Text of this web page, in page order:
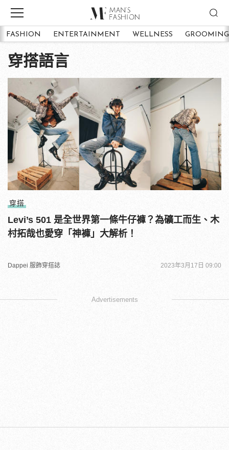
FASHION ENTERTAINMENT WELLNESS GROOMING
穿搭語言
穿搭
Levi’s 501 是全世界第一條牛仔褲？為礦工而生、木
村拓哉也愛穿「神褲」大解析！
Dappei 服飾穿搭誌 2023年3月17日 09:00
Advertisements